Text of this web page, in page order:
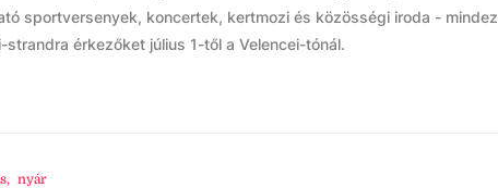
sportversenyek, koncertek, kertmozi és közösségi iroda - mindez
strandra érkezőket július 1-től a Velencei-tónál.
, nyár